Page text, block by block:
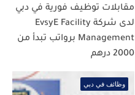
مقابلات توظيف فورية في دبي
لدى شركة EvsyE Facility
Management برواتب تبدأ من
2000 درهم
وظائف في دبي